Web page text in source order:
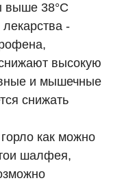
выше 38°С
-
высокую
и мышечные
снижать
как можно
шалфея,